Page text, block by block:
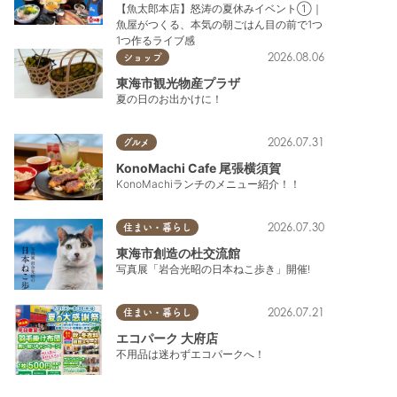
【魚太郎本店】怒涛の夏休みイベント①｜
魚屋がつくる、本気の朝ごはん目の前で1つ
1つ作るライブ感
ショップ 2026.08.06
東海市観光物産プラザ
夏の日のお出かけに！
グルメ 2026.07.31
KonoMachi Cafe 尾張横須賀
KonoMachiランチのメニュー紹介！！
住まい・暮らし 2026.07.30
東海市創造の杜交流館
写真展「岩合光昭の日本ねこ歩き」開催!
住まい・暮らし 2026.07.21
エコパーク 大府店
不用品は迷わずエコパークへ！